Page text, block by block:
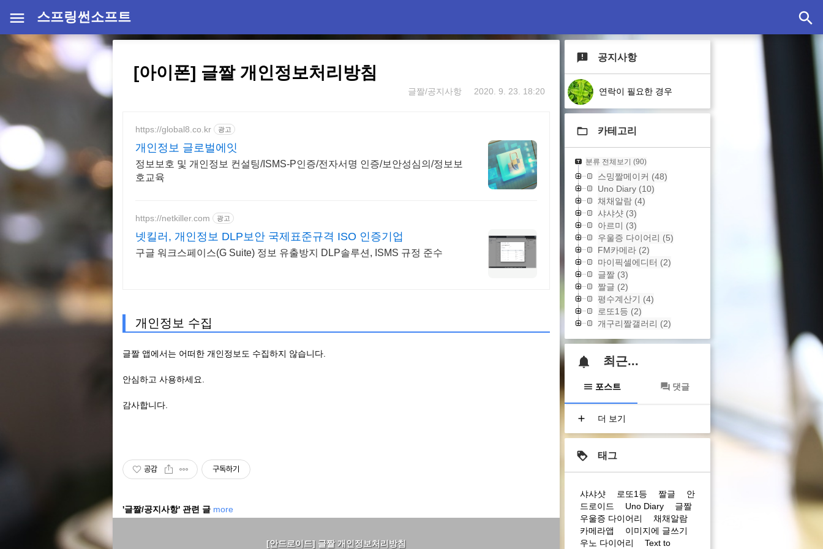
스프링썬소프트
[아이폰] 글짤 개인정보처리방침
글짤/공지사항 2020. 9. 23. 18:20
https://global8.co.kr 광고
개인정보 글로벌에잇
정보보호 및 개인정보 컨설팅/ISMS-P인증/전자서명 인증/보안성심의/정보보
호교육
https://netkiller.com 광고
넷킬러, 개인정보 DLP보안 국제표준규격 ISO 인증기업
구글 워크스페이스(G Suite) 정보 유출방지 DLP솔루션, ISMS 규정 준수
개인정보 수집
글짤 앱에서는 어떠한 개인정보도 수집하지 않습니다.
안심하고 사용하세요.
감사합니다.
공감 구독하기
'글짤/공지사항' 관련 글 more
[안드로이드] 글짤 개인정보처리방침
공지사항
연락이 필요한 경우
카테고리
분류 전체보기 (90)
스밍짤메이커 (48)
Uno Diary (10)
채채알람 (4)
샤샤샷 (3)
아르미 (3)
우울증 다이어리 (5)
FM카메라 (2)
마이픽셀에디터 (2)
글짤 (3)
짤글 (2)
평수계산기 (4)
로또1등 (2)
개구리짤갤러리 (2)
최근...
포스트 댓글
더 보기
태그
샤샤샷 로또1등 짤글
안
드로이드
Uno Diary
글짤
우울증 다이어리
채채알람
카메라앱
이미지에 글쓰기
우노 다이어리
Text to